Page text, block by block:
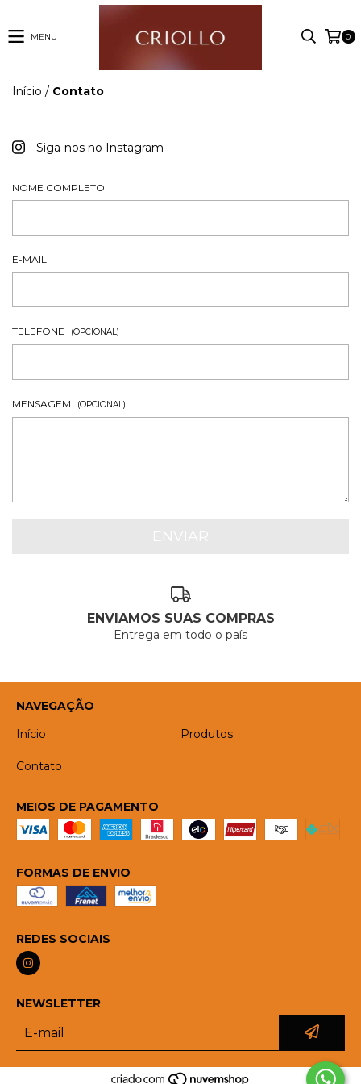
MENU 0
Início / Contato
Siga-nos no Instagram
NOME COMPLETO
E-MAIL
TELEFONE (OPCIONAL)
MENSAGEM (OPCIONAL)
ENVIAMOS SUAS COMPRAS
Entrega em todo o país
NAVEGAÇÃO
Início
Produtos
Contato
MEIOS DE PAGAMENTO
FORMAS DE ENVIO
REDES SOCIAIS
NEWSLETTER